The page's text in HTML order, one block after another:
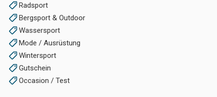
Radsport
Bergsport & Outdoor
Wassersport
Mode / Ausrüstung
Wintersport
Gutschein
Occasion / Test